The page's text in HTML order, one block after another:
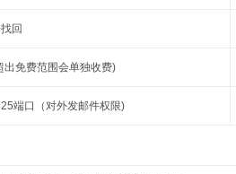
回
出免费范围会单独收费)
端口（对外发邮件权限)